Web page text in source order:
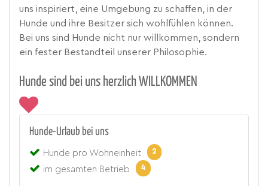
uns inspiriert, eine Umgebung zu schaffen, in der
Hunde und ihre Besitzer sich wohlfühlen können.
Bei uns sind Hunde nicht nur willkommen, sondern
ein fester Bestandteil unserer Philosophie.
Hunde sind bei uns herzlich WILLKOMMEN
Hunde-Urlaub bei uns
Hunde pro Wohneinheit 2
im gesamten Betrieb 4